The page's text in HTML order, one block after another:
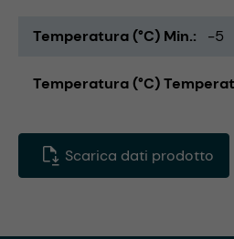
Temperatura (°C) Min. -5
Temperatura (°C)
Scarica dati prodotto